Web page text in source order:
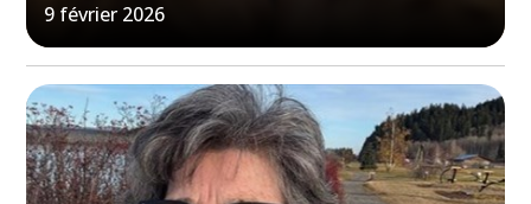
9 février 2026